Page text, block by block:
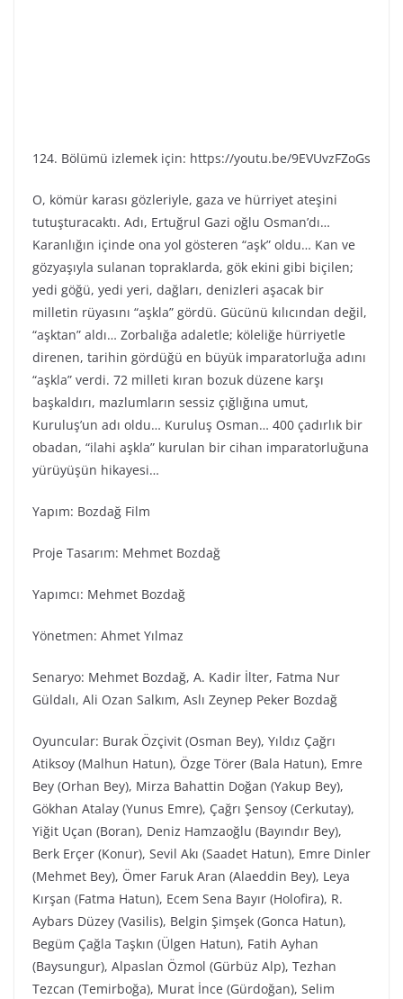
124. Bölümü izlemek için: https://youtu.be/9EVUvzFZoGs
O, kömür karası gözleriyle, gaza ve hürriyet ateşini
tutuşturacaktı. Adı, Ertuğrul Gazi oğlu Osman’dı…
Karanlığın içinde ona yol gösteren “aşk” oldu… Kan ve
gözyaşıyla sulanan topraklarda, gök ekini gibi biçilen;
yedi göğü, yedi yeri, dağları, denizleri aşacak bir
milletin rüyasını “aşkla” gördü. Gücünü kılıcından değil,
“aşktan” aldı… Zorbalığa adaletle; köleliğe hürriyetle
direnen, tarihin gördüğü en büyük imparatorluğa adını
“aşkla” verdi. 72 milleti kıran bozuk düzene karşı
başkaldırı, mazlumların sessiz çığlığına umut,
Kuruluş’un adı oldu… Kuruluş Osman… 400 çadırlık bir
obadan, “ilahi aşkla” kurulan bir cihan imparatorluğuna
yürüyüşün hikayesi…
Yapım: Bozdağ Fi̇lm
Proje Tasarım: Mehmet Bozdağ
Yapımcı: Mehmet Bozdağ
Yönetmen: Ahmet Yılmaz
Senaryo: Mehmet Bozdağ, A. Kadir İlter, Fatma Nur
Güldalı, Ali Ozan Salkım, Aslı Zeynep Peker Bozdağ
Oyuncular: Burak Özçivit (Osman Bey), Yıldız Çağrı
Atiksoy (Malhun Hatun), Özge Törer (Bala Hatun), Emre
Bey (Orhan Bey), Mirza Bahattin Doğan (Yakup Bey),
Gökhan Atalay (Yunus Emre), Çağrı Şensoy (Cerkutay),
Yiğit Uçan (Boran), Deniz Hamzaoğlu (Bayındır Bey),
Berk Erçer (Konur), Sevil Akı (Saadet Hatun), Emre Dinler
(Mehmet Bey), Ömer Faruk Aran (Alaeddin Bey), Leya
Kırşan (Fatma Hatun), Ecem Sena Bayır (Holofira), R.
Aybars Düzey (Vasilis), Belgin Şimşek (Gonca Hatun),
Begüm Çağla Taşkın (Ülgen Hatun), Fatih Ayhan
(Baysungur), Alpaslan Özmol (Gürbüz Alp), Tezhan
Tezcan (Temirboğa), Murat İnce (Gürdoğan), Selim